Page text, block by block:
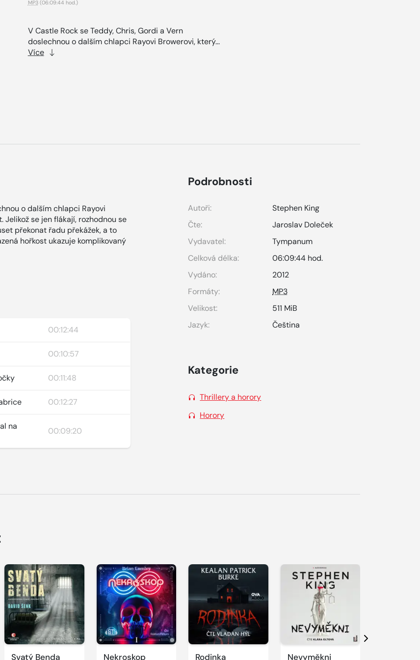
MP3(06:09:44 hod.)
V Castle Rock se Teddy, Chris, Gordi a Vern
doslechnou o dalším chlapci Rayovi Browerovi, který...
Více
o dalším chlapci Rayovi
se jen flákají, rozhodnou se
překonat řadu překážek, a to
hořkost ukazuje komplikovaný
00:12:44
00:10:57
00:11:48
00:12:27
na
00:09:20
Podrobnosti
Autoři:
Stephen King
Čte:
Jaroslav Doleček
Vydavatel:
Tympanum
Celková délka:
06:09:44 hod.
Vydáno:
2012
Formáty:
MP3
Velikost:
511 MiB
Jazyk:
Čeština
Kategorie
Thrillery a horory
Horory
Svatý Benda
Přehrát
ukázku
Nekroskop
Přehrát
ukázku
Rodinka Nevyměkni
ukázku
Další